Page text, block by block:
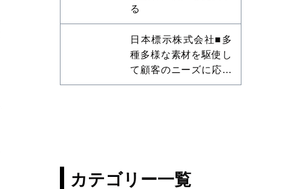
る
日本標示株式会社■多
種多様な素材を駆使し
て顧客のニーズに応え
る
カテゴリー一覧